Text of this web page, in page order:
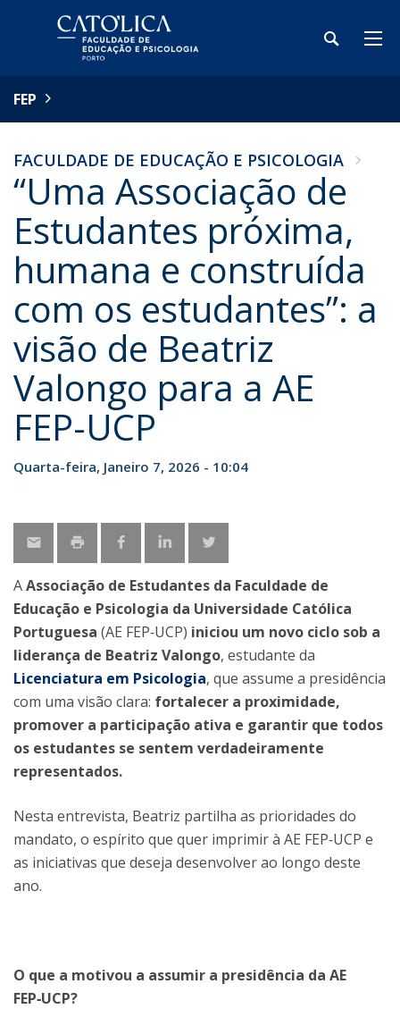
FEP
FACULDADE DE EDUCAÇÃO E PSICOLOGIA
“Uma Associação de
Estudantes próxima,
humana e construída
com os estudantes”: a
visão de Beatriz
Valongo para a AE
FEP-UCP
Quarta-feira, Janeiro 7, 2026 - 10:04
AAssociação de Estudantes da Faculdade de
Educação e Psicologia da Universidade Católica
Portuguesa (AE FEP‑UCP) iniciou um novo ciclo sob a
liderança de Beatriz Valongo, estudante da
Licenciatura em Psicologia, que assume a presidência
com uma visão clara: fortalecer a proximidade,
promover a participação ativa e garantir que todos
os estudantes se sentem verdadeiramente
representados.
Nesta entrevista, Beatriz partilha as prioridades do
mandato, o espírito que quer imprimir à AE FEP‑UCP e
as iniciativas que deseja desenvolver ao longo deste
ano.
O que a motivou a assumir a presidência da AE
FEP‑UCP?